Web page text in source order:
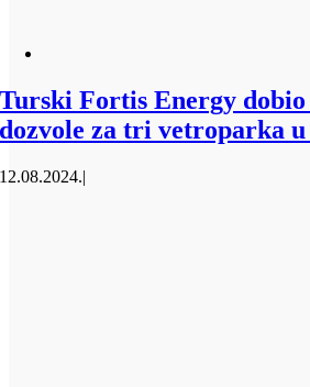
Turski Fortis Energy
dozvole za tri vetroparka
12.08.2024.|